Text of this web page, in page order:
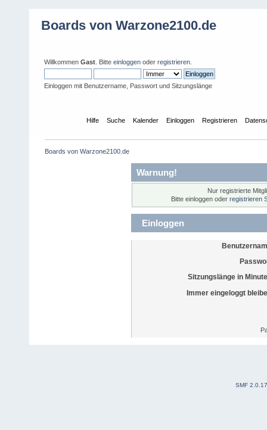
Boards von Warzone2100.de
Willkommen Gast . Bitte einloggen oder registrieren
Einloggen mit Benutzername, Passwort und Sitzungslänge
Hilfe Suche Kalender Einloggen Registrieren
Boards von Warzone2100.de
Warnung!
Nur registrierte
Bitte einloggen oder registrieren
Einloggen
Sitzungslänge in
Immer eingeloggt
SMF 2.0.17